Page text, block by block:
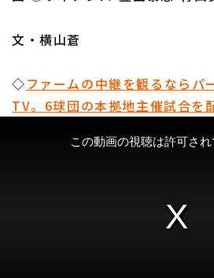
文・横山蒼
◇ファームの中継を観るならパ
TV。6球団の本拠地主催試合を